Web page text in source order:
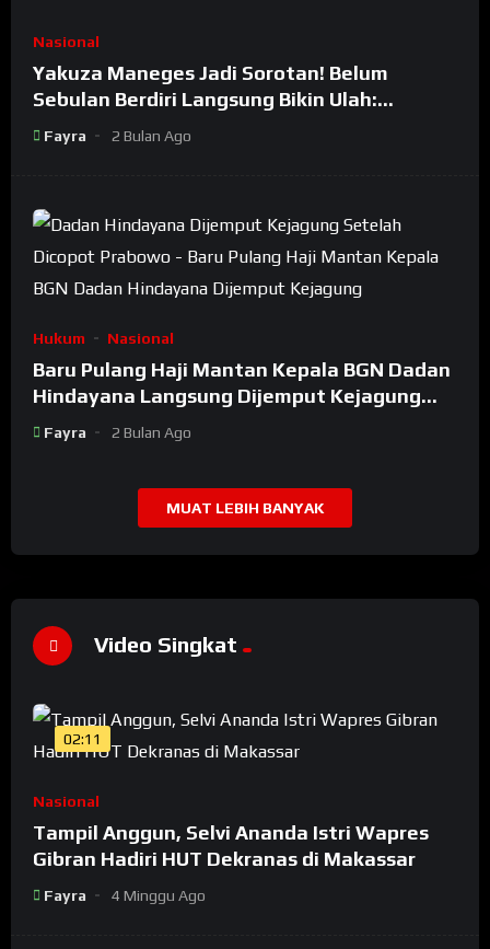
Nasional
Yakuza Maneges Jadi Sorotan! Belum
Sebulan Berdiri Langsung Bikin Ulah:
Bongkar Oknum Kiyai Besar
Fayra 2 Bulan Ago
Hukum Nasional
Baru Pulang Haji Mantan Kepala BGN Dadan
Hindayana Langsung Dijemput Kejagung
Setelah Dicopot Prabowo
Fayra 2 Bulan Ago
MUAT LEBIH BANYAK
Video Singkat
02:11
Nasional
Tampil Anggun, Selvi Ananda Istri Wapres
Gibran Hadiri HUT Dekranas di Makassar
Fayra 4 Minggu Ago